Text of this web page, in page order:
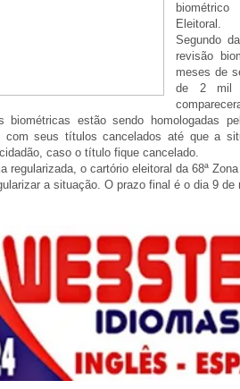
Eleitoral.
Segundo
revisão
meses de
de 2 mil
biométricas estão sendo homologadas
com seus títulos cancelados até que a
caso o título fique cancelado.
regularizada, o cartório eleitoral da 68ª
a situação. O prazo final é o dia 9 de